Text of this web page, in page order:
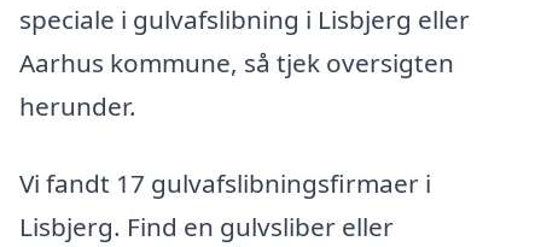
speciale i gulvafslibning i Lisbjerg eller
Aarhus kommune, så tjek oversigten
herunder.
Vi fandt 17 gulvafslibningsfirmaer i
Lisbjerg. Find en gulvsliber eller